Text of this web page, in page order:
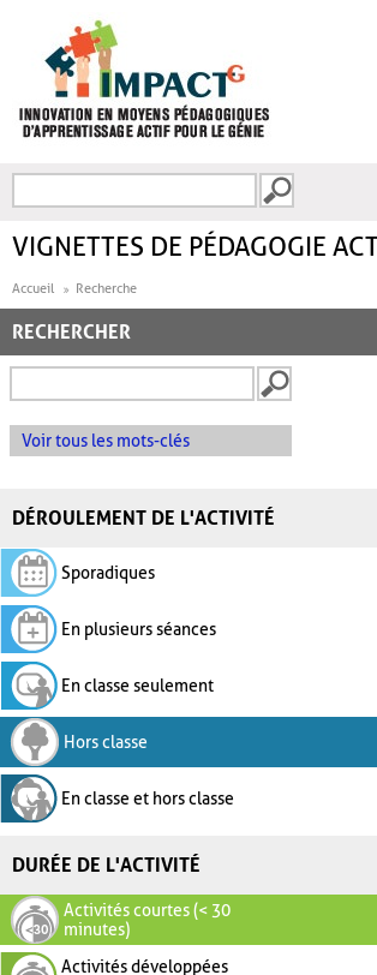
FORMULAIRE DE
VIGNETTES DE PÉDAGOGIE
Accueil Recherche
RECHERCHER
Voir tous les mots-clés
DÉROULEMENT DE L'ACTIVITÉ
Sporadiques
En plusieurs séances
En classe seulement
Hors classe
En classe et hors classe
DURÉE DE L'ACTIVITÉ
Activités courtes (< 30
minutes)
Activités développées